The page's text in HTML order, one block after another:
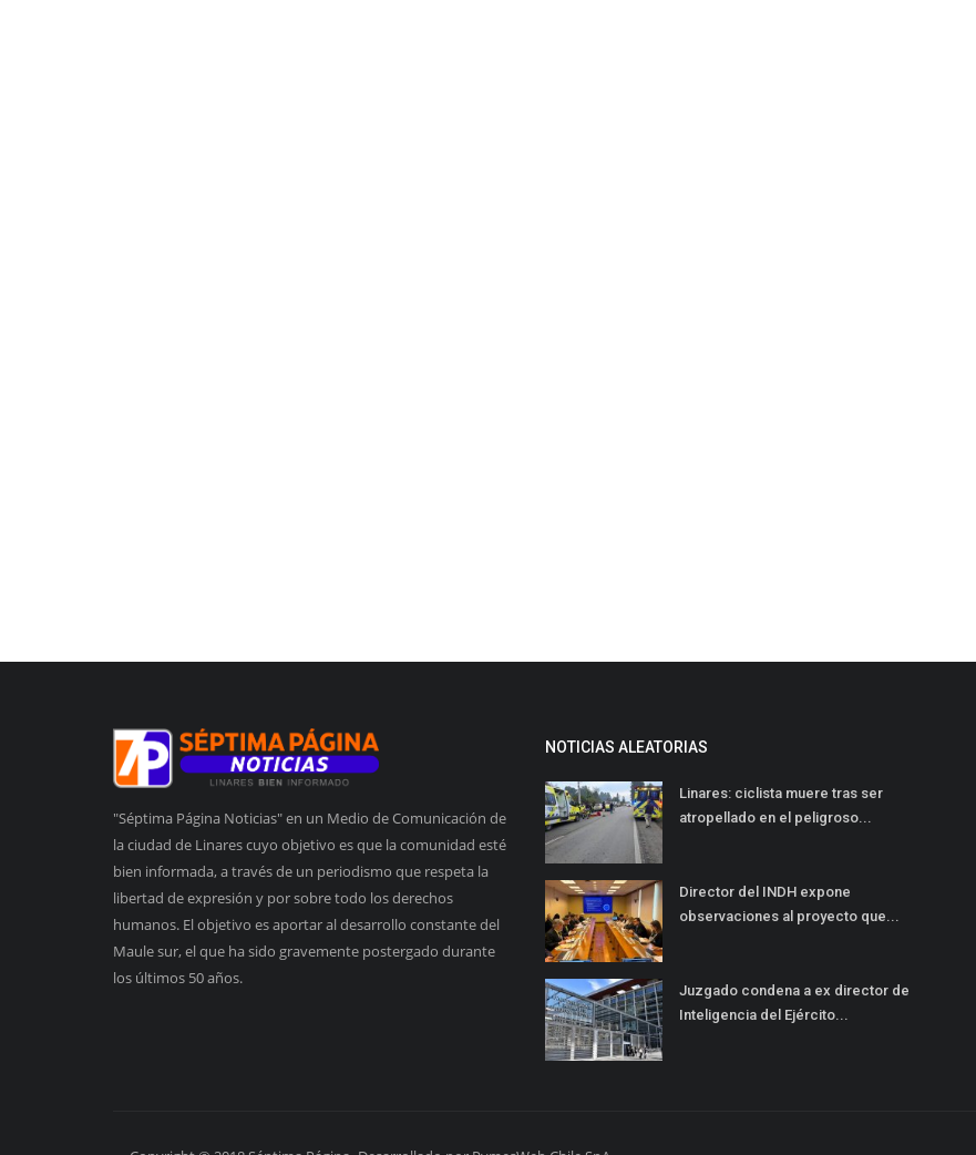
"Séptima Página Noticias" en un Medio de Comunicación de
la ciudad de Linares cuyo objetivo es que la comunidad esté
bien informada, a través de un periodismo que respeta la
libertad de expresión y por sobre todo los derechos
humanos. El objetivo es aportar al desarrollo constante del
Maule sur, el que ha sido gravemente postergado durante
los últimos 50 años.
NOTICIAS ALEATORIAS
Linares: ciclista muere tras ser
atropellado en el peligroso...
Director del INDH expone
observaciones al proyecto que...
Juzgado condena a ex director de
Inteligencia del Ejército...